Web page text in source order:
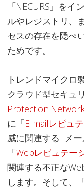
「NECURS」を
ルやレジストリ、
セスの存在を隠ぺ
ためです。
トレンドマイクロ
クラウド型セキュ
Protection Network
に「E-mailレピュ
威に関連するEメ
「Webレピュテー
関連する不正な
します。そして、